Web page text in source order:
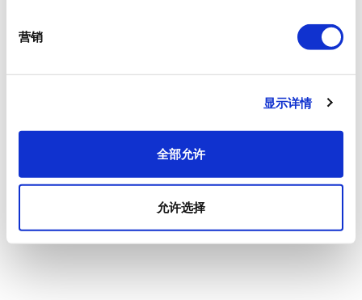
营销
显示详情
全部允许
允许选择